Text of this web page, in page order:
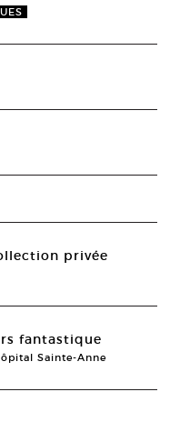
privée
fantastique
Sainte-Anne